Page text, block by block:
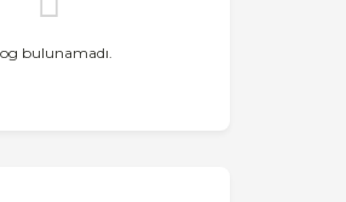
bulunamadı.